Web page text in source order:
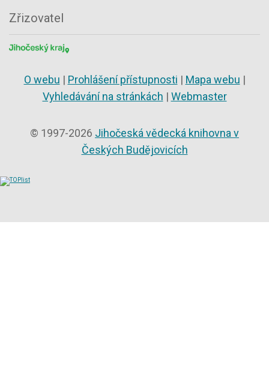
Zřizovatel
O webu | Prohlášení přístupnosti | Mapa webu |
Vyhledávání na stránkách | Webmaster
© 1997-2026 Jihočeská vědecká knihovna v
Českých Budějovicích